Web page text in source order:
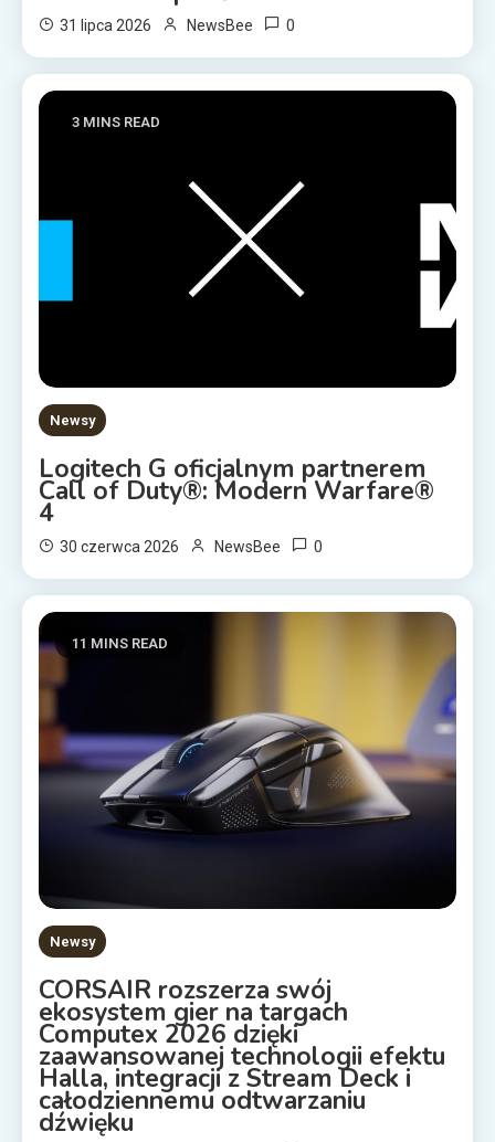
31 lipca 2026 NewsBee 0
3 MINS READ
Newsy
Logitech G oficjalnym partnerem
Call of Duty®: Modern Warfare®
4
30 czerwca 2026 NewsBee 0
11 MINS READ
Newsy
CORSAIR rozszerza swój
ekosystem gier na targach
Computex 2026 dzięki
zaawansowanej technologii efektu
Halla, integracji z Stream Deck i
całodziennemu odtwarzaniu
dźwięku